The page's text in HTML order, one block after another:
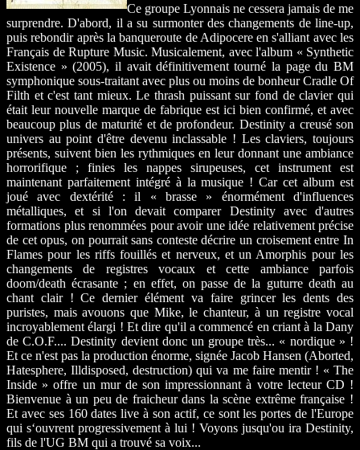
Ce groupe Lyonnais ne cessera jamais de me
surprendre. D'abord, il a su surmonter des changements de line-up,
puis rebondir après la banqueroute de Adipocere en s'alliant avec les
Français de Rupture Music. Musicalement, avec l'album « Synthetic
Existence » (2005), il avait définitivement tourné la page du BM
symphonique sous-traitant avec plus ou moins de bonheur Cradle Of
Filth et c'est tant mieux. Le thrash puissant sur fond de clavier qui
était leur nouvelle marque de fabrique est ici bien confirmé, et avec
beaucoup plus de maturité et de profondeur. Destinity a creusé son
univers au point d'être devenu inclassable ! Les claviers, toujours
présents, suivent bien les rythmiques en leur donnant une ambiance
horrorifique ; finies les nappes sirupeuses, cet instrument est
maintenant parfaitement intégré à la musique ! Car cet album est
joué avec dextérité : il « brasse » énormément d'influences
métalliques, et si l'on devait comparer Destinity avec d'autres
formations plus renommées pour avoir une idée relativement précise
de cet opus, on pourrait sans conteste décrire un croisement entre In
Flames pour les riffs fouillés et nerveux, et un Amorphis pour les
changements de registres vocaux et cette ambiance parfois
doom/death écrasante ; en effet, on passe de la guturre death au
chant clair ! Ce dernier élément va faire grincer les dents des
puristes, mais avouons que Mike, le chanteur, à un registre vocal
incroyablement élargi ! Et dire qu'il a commencé en criant à la Dany
de C.O.F.... Destinity devient donc un groupe très... « nordique » !
Et ce n'est pas la production énorme, signée Jacob Hansen (Aborted,
Hatesphere, Illdisposed, destruction) qui va me faire mentir ! « The
Inside » offre un mur de son impressionnant à votre lecteur CD !
Bienvenue à un peu de fraicheur dans la scène extrême française !
Et avec ses 160 dates live à son actif, ce sont les portes de l'Europe
qui s‘ouvrent progressivement à lui ! Voyons jusqu'ou ira Destinity,
fils de l'UG BM qui a trouvé sa voix...